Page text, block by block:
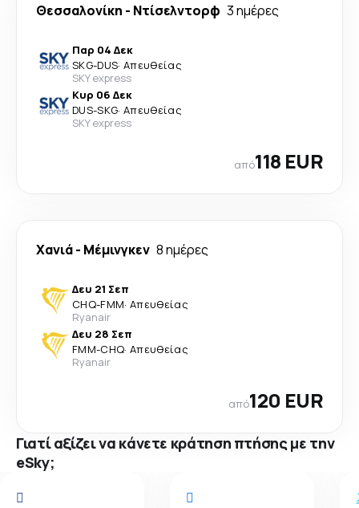
Θεσσαλονίκη - Ντίσελντορφ 3 ημέρες
Παρ 04 Δεκ
SKG-DUS· Απευθείας
SKY express
Κυρ 06 Δεκ
DUS-SKG· Απευθείας
SKY express
από118 EUR
Χανιά- Μέμινγκεν 8 ημέρες
Δευ 21 Σεπ
CHQ-FMM· Απευθείας
Ryanair
Δευ 28 Σεπ
FMM-CHQ· Απευθείας
Ryanair
από120 EUR
Γιατί αξίζει να κάνετε κράτηση πτήσης με την
eSky;